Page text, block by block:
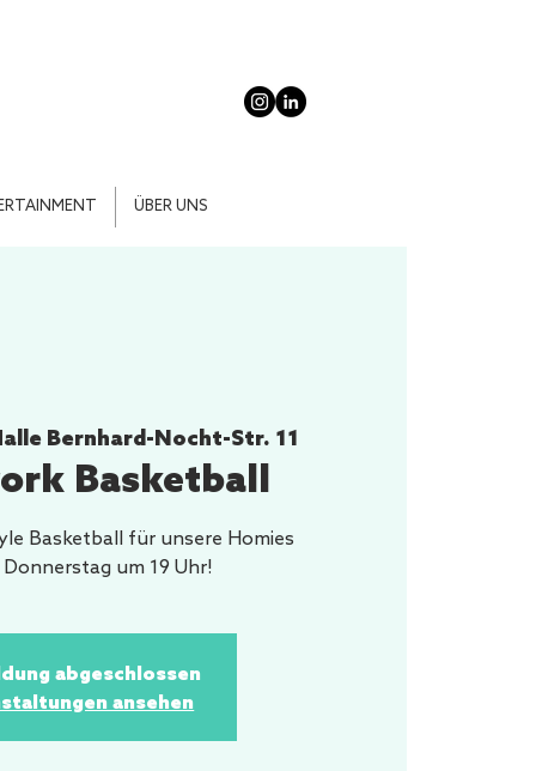
ÜBER UNS
Bernhard-Nocht-Str. 11
Basketball
Basketball für unsere Homies
Donnerstag um 19 Uhr!
abgeschlossen
ansehen